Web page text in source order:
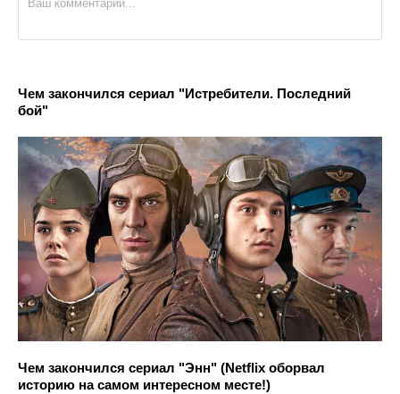
Чем закончился сериал "Истребители. Последний
бой"
Чем закончился сериал "Энн" (Netflix оборвал
историю на самом интересном месте!)